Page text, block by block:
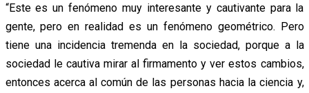
“Este es un fenómeno muy interesante y cautivante para la
gente, pero en realidad es un fenómeno geométrico. Pero
tiene una incidencia tremenda en la sociedad, porque a la
sociedad le cautiva mirar al firmamento y ver estos cambios,
entonces acerca al común de las personas hacia la ciencia y,